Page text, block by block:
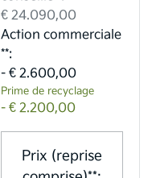
€ 24.090,00
Action commerciale
**:
- € 2.600,00
Prime de recyclage
- € 2.200,00
Prix (reprise